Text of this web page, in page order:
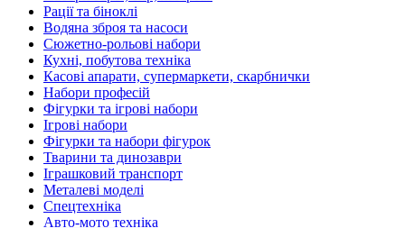
Рації та біноклі
Водяна зброя та насоси
Сюжетно-рольові набори
Кухні, побутова техніка
Касові апарати, супермаркети, скарбнички
Набори професій
Фігурки та ігрові набори
Ігрові набори
Фігурки та набори фігурок
Тварини та динозаври
Іграшковий транспорт
Металеві моделі
Спецтехніка
Авто-мото техніка